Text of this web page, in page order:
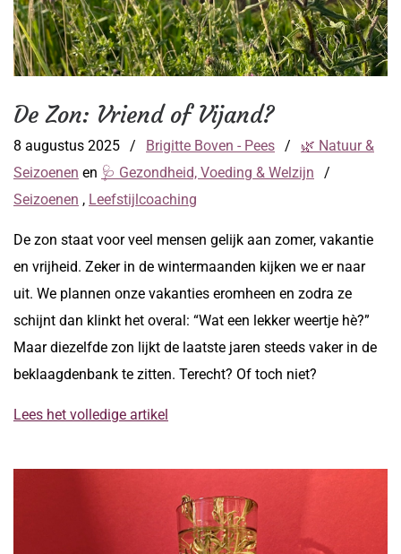
De Zon: Vriend of Vijand?
8 augustus 2025 / Brigitte Boven - Pees /
🌿 Natuur &
Seizoenen en 🩺 Gezondheid, Voeding & Welzijn
/
Seizoenen , Leefstijlcoaching
De zon staat voor veel mensen gelijk aan zomer, vakantie
en vrijheid. Zeker in de wintermaanden kijken we er naar
uit. We plannen onze vakanties eromheen en zodra ze
schijnt dan klinkt het overal: “Wat een lekker weertje hè?”
Maar diezelfde zon lijkt de laatste jaren steeds vaker in de
beklaagdenbank te zitten. Terecht? Of toch niet?
Lees het volledige artikel